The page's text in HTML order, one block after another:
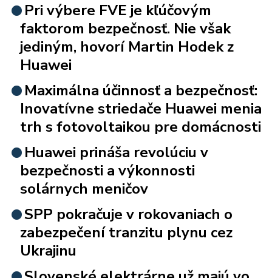
Pri výbere FVE je kľúčovým
faktorom bezpečnosť. Nie však
jediným, hovorí Martin Hodek z
Huawei
Maximálna účinnosť a bezpečnosť:
Inovatívne striedače Huawei menia
trh s fotovoltaikou pre domácnosti
Huawei prináša revolúciu v
bezpečnosti a výkonnosti
solárnych meničov
SPP pokračuje v rokovaniach o
zabezpečení tranzitu plynu cez
Ukrajinu